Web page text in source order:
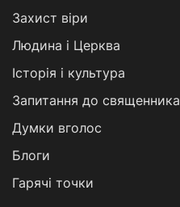
Захист віри
Людина і Церква
Історія і культура
Запитання до священника
Думки вголос
Блоги
Гарячі точки